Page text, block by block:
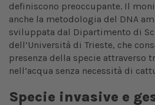
definiscono preoccupante. Il
anche la metodologia del DNA
sviluppata dal Dipartimento di
dell’Università di Trieste, che
presenza della specie attraverso
nell’acqua senza necessità di
Specie invasive e